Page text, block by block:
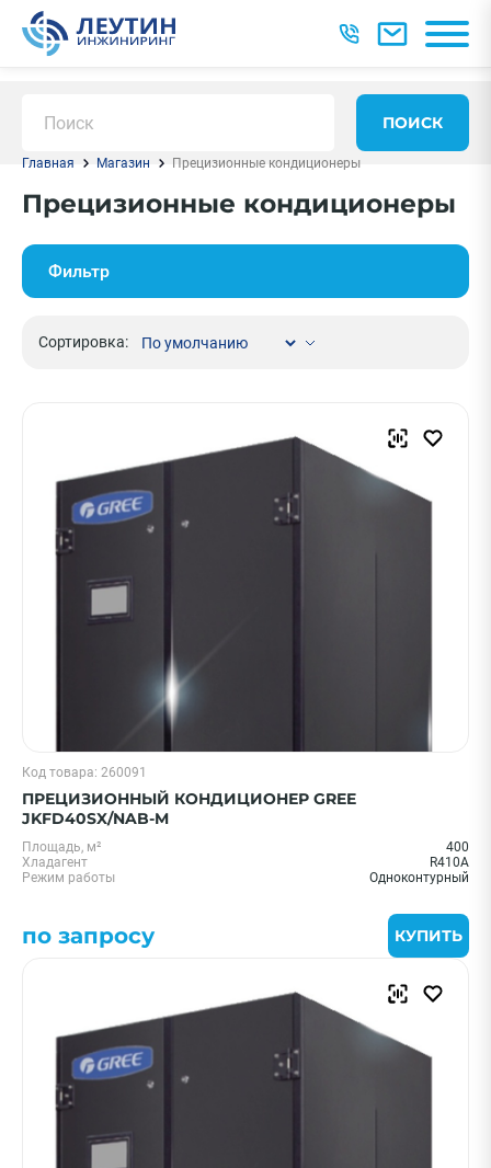
ПОИСК
Главная Магазин Прецизионные кондиционеры
Прецизионные кондиционеры
Фильтр
Цена 0 - 2000000 ₽
Ballu
Shuft
Gree
Dantex
Показать еще
ПРИМЕНИТЬ
Очистить
Сортировка:
Код товара: 260091
ПРЕЦИЗИОННЫЙ КОНДИЦИОНЕР GREE
JKFD40SX/NAB-M
Площадь, м²
400
Хладагент
R410A
Режим работы
Одноконтурный
по запросу КУПИТЬ